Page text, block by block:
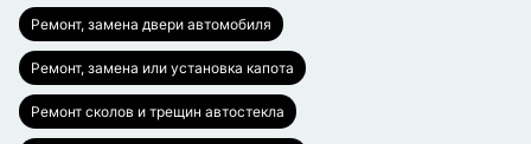
Ремонт, замена двери автомобиля
Ремонт, замена или установка капота
Ремонт сколов и трещин автостекла